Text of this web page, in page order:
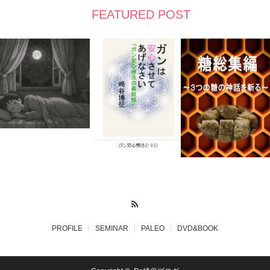
FEATURED POST
PROFILE SEMINAR PALEO DVD&BOOK